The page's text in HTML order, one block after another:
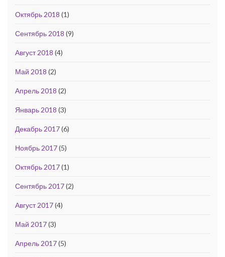
Октябрь 2018 (1)
Сентябрь 2018 (9)
Август 2018 (4)
Май 2018 (2)
Апрель 2018 (2)
Январь 2018 (3)
Декабрь 2017(6)
Ноябрь 2017(5)
Октябрь 2017(1)
Сентябрь 2017(2)
Август 2017(4)
Май 2017(3)
Апрель 2017(5)